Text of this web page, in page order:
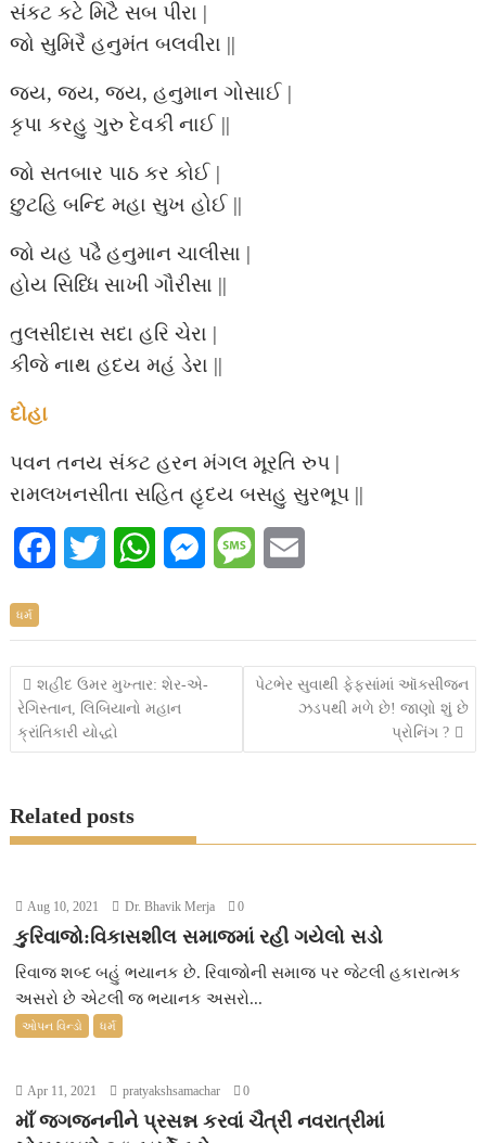
સંકટ કટે મિટૈ સબ પીરા |
જો સુમિરૈ હનુમંત બલવીરા ||
જય, જય, જય, હનુમાન ગોસાઈ |
કૃપા કરહુ ગુરુ દેવકી નાઈ ||
જો સતબાર પાઠ કર કોઈ |
છુટહિ બન્દિ મહા સુખ હોઈ ||
જો યહ પઢૈ હનુમાન ચાલીસા |
હોય સિધ્ધિ સાખી ગૌરીસા ||
તુલસીદાસ સદા હરિ ચેરા |
કીજે નાથ હદય મહં ડેરા ||
દોહા
પવન તનય સંકટ હરનમંગલ મૂરતિ રુપ |
રામલખનસીતા સહિત હૃદય બસહુ સુરભૂપ ||
e
b
o
k
t
t
e
W
t
s
A
p
M
s
n
M
s
g
i
l
ધર્મ
Post
navigation
શહીદ ઉમર મુખ્તાર: શેર-એ-
રેગિસ્તાન, લિબિયાનો મહાન
ક્રાંતિકારી યોદ્ધો
પેટભેર સુવાથી ફેફસાંમાં ઑક્સીજન
ઝડપથી મળે છે! જાણો શું છે
પ્રોનિંગ ?
Related posts
Aug 10, 2021 Dr. Bhavik Merja 0
કુરિવાજો:વિકાસશીલ સમાજમાં રહી ગયેલો સડો
રિવાજ શબ્દ બહું ભયાનક છે. રિવાજોની સમાજ પર જેટલી હકારાત્મક
અસરો છે એટલી જ ભયાનક અસરો...
ઓપન વિન્ડો ધર્મ
Apr 11, 2021 pratyakshsamachar 0
માઁ જગજનનીને પ્રસન્ન કરવાં ચૈત્રી નવરાત્રીમાં